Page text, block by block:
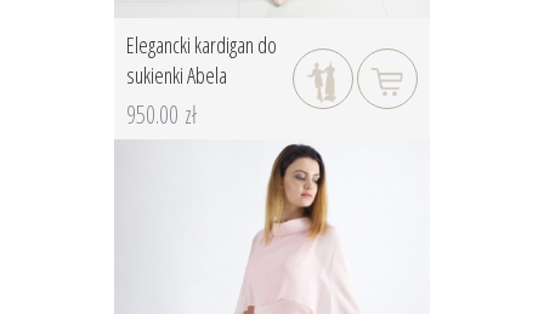
Elegancki kardigan do
sukienki Abela
950.00 zł